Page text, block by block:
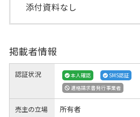
添付資料なし
掲載者情報
認証状況 本人確認
SMS認証
適格請求書発行事業者
売主の立場 所有者